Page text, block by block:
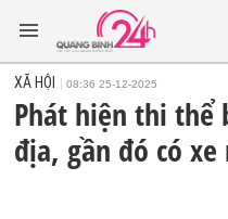
XÃ HỘI 08:36 25-12-2025
Phát hiện thi thể
địa, gần đó có